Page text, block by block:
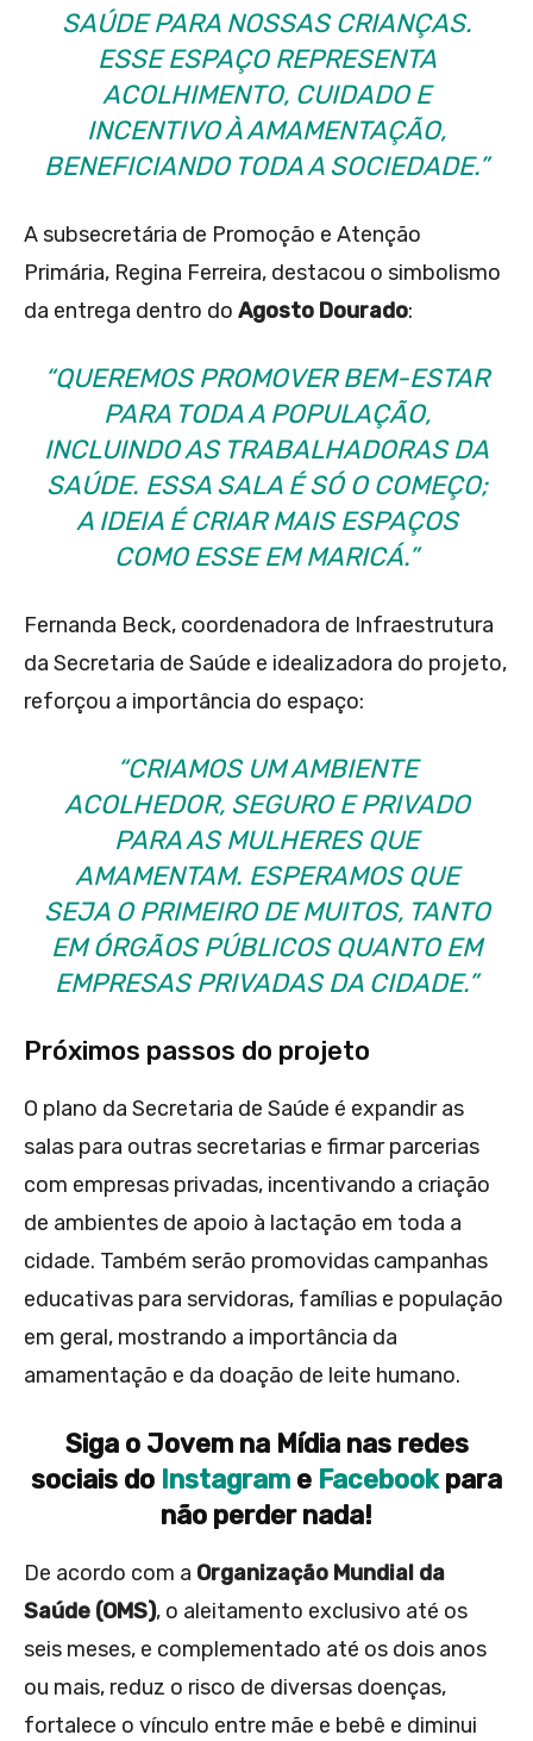
SAÚDE PARA NOSSAS CRIANÇAS.
ESSE ESPAÇO REPRESENTA
ACOLHIMENTO, CUIDADO E
INCENTIVO À AMAMENTAÇÃO,
BENEFICIANDO TODA A SOCIEDADE.”
A subsecretária de Promoção e Atenção
Primária, Regina Ferreira, destacou o simbolismo
da entrega dentro do Agosto Dourado:
“QUEREMOS PROMOVER BEM-ESTAR
PARA TODA A POPULAÇÃO,
INCLUINDO AS TRABALHADORAS DA
SAÚDE. ESSA SALA É SÓ O COMEÇO;
A IDEIA É CRIAR MAIS ESPAÇOS
COMO ESSE EM MARICÁ.”
Fernanda Beck, coordenadora de Infraestrutura
da Secretaria de Saúde e idealizadora do projeto,
reforçou a importância do espaço:
“CRIAMOS UM AMBIENTE
ACOLHEDOR, SEGURO E PRIVADO
PARA AS MULHERES QUE
AMAMENTAM. ESPERAMOS QUE
SEJA O PRIMEIRO DE MUITOS, TANTO
EM ÓRGÃOS PÚBLICOS QUANTO EM
EMPRESAS PRIVADAS DA CIDADE.”
Próximos passos do projeto
O plano da Secretaria de Saúde é expandir as
salas para outras secretarias e firmar parcerias
com empresas privadas, incentivando a criação
de ambientes de apoio à lactação em toda a
cidade. Também serão promovidas campanhas
educativas para servidoras, famílias e população
em geral, mostrando a importância da
amamentação e da doação de leite humano.
Siga o Jovem na Mídia nas redes
sociais do Instagram e Facebookpara
não perder nada!
De acordo com a Organização Mundial da
Saúde (OMS), o aleitamento exclusivo até os
seis meses, e complementado até os dois anos
ou mais, reduz o risco de diversas doenças,
fortalece o vínculo entre mãe e bebê e diminui